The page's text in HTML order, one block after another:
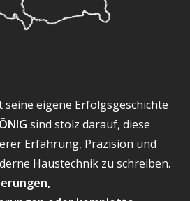
seine eigene Erfolgsgeschichte
sind stolz darauf, diese
Erfahrung, Präzision und
Haustechnik zu schreiben.